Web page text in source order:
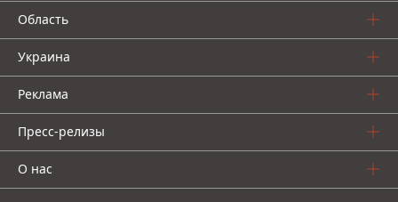
Область
Украина
Реклама
Пресс-релизы
О нас